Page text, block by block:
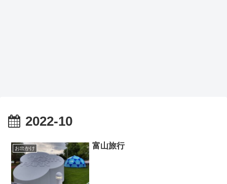
2022-10
お出かけ 富山旅行